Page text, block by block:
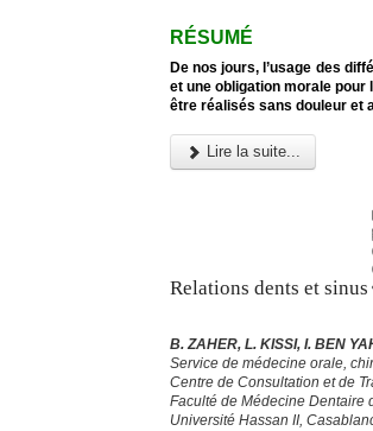
RÉSUMÉ
De nos jours, l’usage des
et une obligation morale
être réalisés sans douleur et
Lire la suite...
Relations dents et sinus
B. ZAHER, L. KISSI, I. BEN
Service de médecine orale,
Centre de Consultation et de
Faculté de Médecine Dentaire
Université Hassan II,